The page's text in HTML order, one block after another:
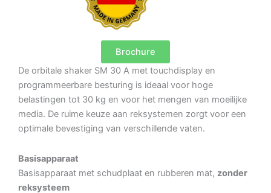
Brochure
De orbitale shaker SM 30 A met touchdisplay en
programmeerbare besturing is ideaal voor hoge
belastingen tot 30 kg en voor het mengen van moeilijke
media. De ruime keuze aan reksystemen zorgt voor een
optimale bevestiging van verschillende vaten.
Basisapparaat
Basisapparaat met schudplaat en rubberen mat, zonder
reksysteem